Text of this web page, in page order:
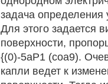
задача
Для этого задается
поверхности,
{(0)-5аР1 (соа9).
капли ведет к